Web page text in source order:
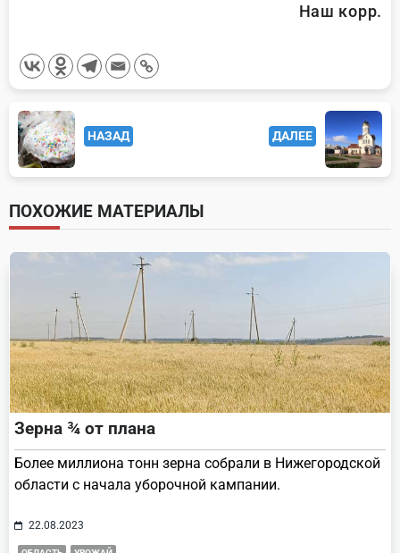
Наш корр.
<span
class="nav-
subtitle
screen-
reader-
text">Page</span>
НАЗАД ДАЛЕЕ
ПОХОЖИЕ МАТЕРИАЛЫ
Зерна ¾ от плана
Более миллиона тонн зерна собрали в Нижегородской
области с начала уборочной кампании.
22.08.2023